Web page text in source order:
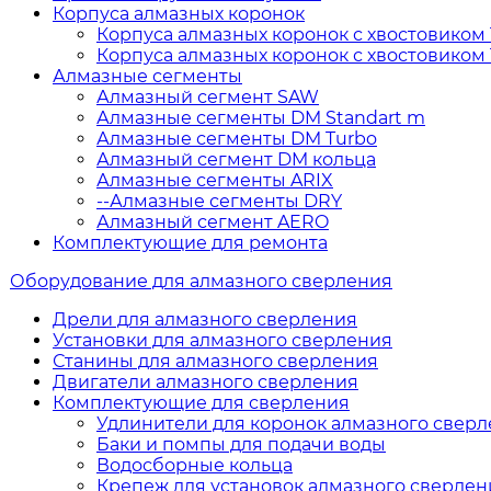
Корпуса алмазных коронок
Корпуса алмазных коронок с хвостовиком
Корпуса алмазных коронок с хвостовиком
Алмазные сегменты
Алмазный сегмент SAW
Алмазные сегменты DM Standart m
Алмазные сегменты DM Turbo
Алмазный сегмент DM кольца
Алмазные сегменты ARIX
--Алмазные сегменты DRY
Алмазный сегмент AERO
Комплектующие для ремонта
Оборудование для алмазного сверления
Дрели для алмазного сверления
Установки для алмазного сверления
Станины для алмазного сверления
Двигатели алмазного сверления
Комплектующие для сверления
Удлинители для коронок алмазного
Баки и помпы для подачи воды
Водосборные кольца
Крепеж для установок алмазного